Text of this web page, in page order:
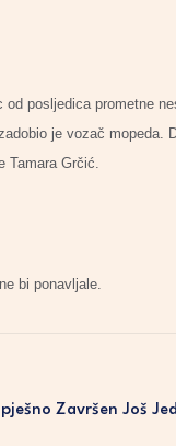
posljedica prometne
je vozač mopeda.
Tamara Grčić.
bi ponavljale.
Završen Još